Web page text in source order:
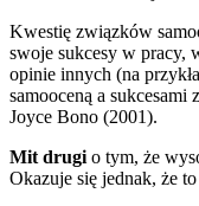
Kwestię związków
swoje sukcesy w pracy,
opinie innych (na
samooceną a
Joyce Bono (2001).
Mit drugi o tym, że
Okazuje się jednak, że